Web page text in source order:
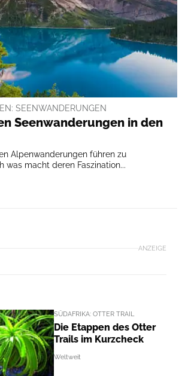
SEENWANDERUNGEN
Seenwanderungen in den
Alpenwanderungen führen zu
was macht deren Faszination...
ANZEIGE
SÜDAFRIKA: OTTER TRAIL
Die Etappen des Otter
Trails im Kurzcheck
Weltweit